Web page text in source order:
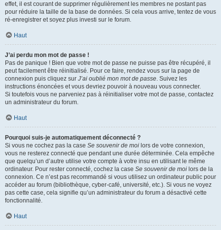
effet, il est courant de supprimer régulièrement les membres ne postant pas
pour réduire la taille de la base de données. Si cela vous arrive, tentez de vous
ré-enregistrer et soyez plus investi sur le forum.
Haut
J’ai perdu mon mot de passe !
Pas de panique ! Bien que votre mot de passe ne puisse pas être récupéré, il
peut facilement être réinitialisé. Pour ce faire, rendez vous sur la page de
connexion puis cliquez sur J’ai oublié mon mot de passe. Suivez les
instructions énoncées et vous devriez pouvoir à nouveau vous connecter.
Si toutefois vous ne parveniez pas à réinitialiser votre mot de passe, contactez
un administrateur du forum.
Haut
Pourquoi suis-je automatiquement déconnecté ?
Si vous ne cochez pas la case Se souvenir de moi lors de votre connexion,
vous ne resterez connecté que pendant une durée déterminée. Cela empêche
que quelqu’un d’autre utilise votre compte à votre insu en utilisant le même
ordinateur. Pour rester connecté, cochez la case Se souvenir de moi lors de la
connexion. Ce n’est pas recommandé si vous utilisez un ordinateur public pour
accéder au forum (bibliothèque, cyber-café, université, etc.). Si vous ne voyez
pas cette case, cela signifie qu’un administrateur du forum a désactivé cette
fonctionnalité.
Haut